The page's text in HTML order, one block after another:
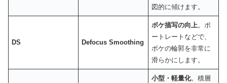
図的に傾けます。
DS Defocus Smoothing
ボケ描写の向上。ポ
ートレートなどで、
ボケの輪郭を非常に
滑らかにします。
小型・軽量化。積層